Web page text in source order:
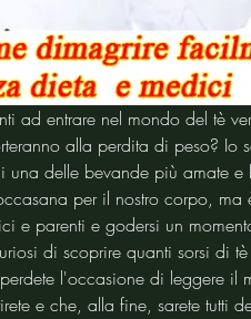
ad entrare nel mondo del tè
alla perdita di peso? Io
delle bevande più amate e
per il nostro corpo, ma
e parenti e godersi un
di scoprire quanti sorsi di
l'occasione di leggere il
e che, alla fine, sarete tutti